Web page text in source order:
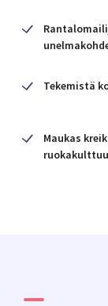
Tekemistä
Maukas